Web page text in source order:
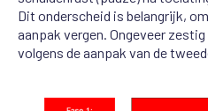
Dit onderscheid is belangrijk,
aanpak vergen. Ongeveer
volgens de aanpak van de